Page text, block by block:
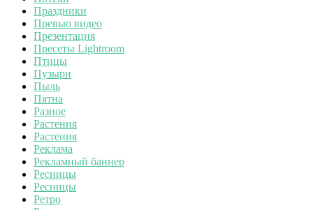
Праздники
Превью видео
Презентация
Пресеты Lightroom
Птицы
Пузыри
Пыль
Пятна
Разное
Растения
Растения
Реклама
Рекламный баннер
Ресницы
Ресницы
Ретро